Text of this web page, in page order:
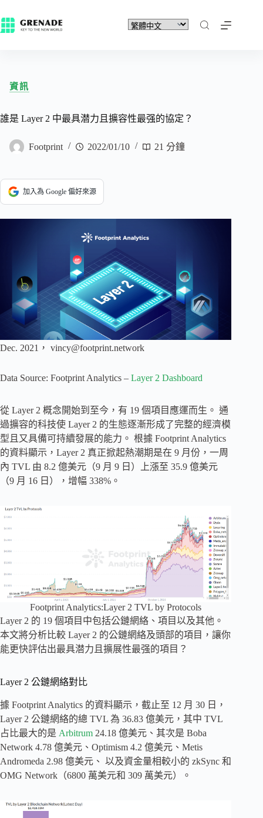
資訊
誰是 Layer 2 中最具潜力且擴容性最强的協定？
Footprint 2022/01/10 21 分鐘
加入為 Google 偏好來源
Dec. 2021， vincy@footprint.network
Data Source: Footprint Analytics – Layer 2 Dashboard
從 Layer 2 概念開始到至今，有 19 個項目應運而生。 通
過擴容的科技使 Layer 2 的生態逐漸形成了完整的經濟模
型且又具備可持續發展的能力。 根據 Footprint Analytics
的資料顯示，Layer 2 真正掀起熱潮期是在 9 月份，一周
內 TVL 由 8.2 億美元（9 月 9 日）上漲至 35.9 億美元
（9 月 16 日），增幅 338%。
Footprint Analytics:Layer 2 TVL by Protocols
Layer 2 的 19 個項目中包括公鏈網絡、項目以及其他。
本文將分析比較 Layer 2 的公鏈網絡及頭部的項目，讓你
能更快評估出最具潜力且擴展性最强的項目？
Layer 2 公鏈網絡對比
據 Footprint Analytics 的資料顯示，截止至 12 月 30 日，
Layer 2 公鏈網絡的總 TVL 為 36.83 億美元，其中 TVL
占比最大的是 Arbitrum 24.18 億美元、其次是 Boba
Network 4.78 億美元、Optimism 4.2 億美元、Metis
Andromeda 2.98 億美元、 以及資金量相較小的 zkSync 和
OMG Network（6800 萬美元和 309 萬美元）。